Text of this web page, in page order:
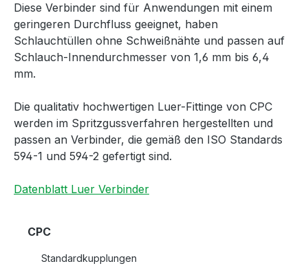
Diese Verbinder sind für Anwendungen mit einem
geringeren Durchfluss geeignet, haben
Schlauchtüllen ohne Schweißnähte und passen auf
Schlauch-Innendurchmesser von 1,6 mm bis 6,4
mm.
Die qualitativ hochwertigen Luer-Fittinge von CPC
werden im Spritzgussverfahren hergestellten und
passen an Verbinder, die gemäß den ISO Standards
594-1 und 594-2 gefertigt sind.
Datenblatt Luer Verbinder
CPC
Standardkupplungen